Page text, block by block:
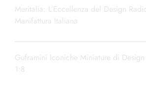
Meritalia: L’Eccellenza del Design
Manifattura Italiana
Guframini Iconiche Miniature di
1:8